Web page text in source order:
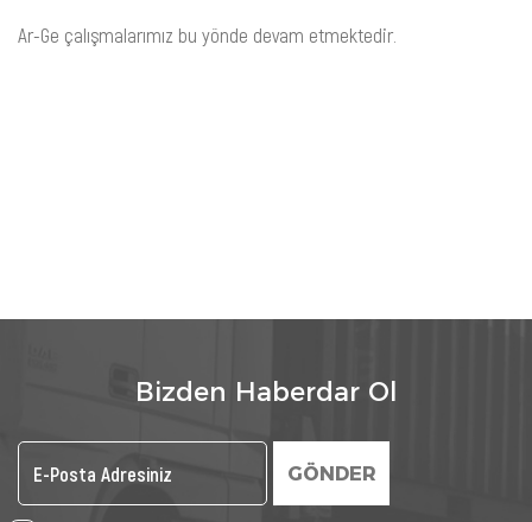
Ar-Ge çalışmalarımız bu yönde devam etmektedir.
Bizden Haberdar Ol
GÖNDER